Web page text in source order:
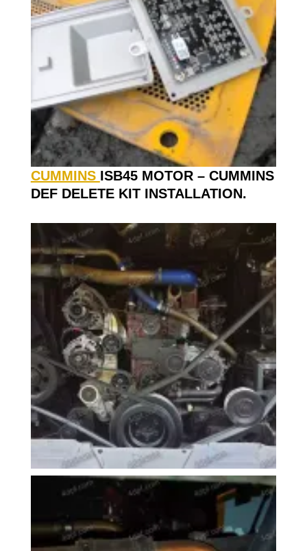
CUMMINS ISB45 MOTOR – CUMMINS
DEF DELETE KIT INSTALLATION.